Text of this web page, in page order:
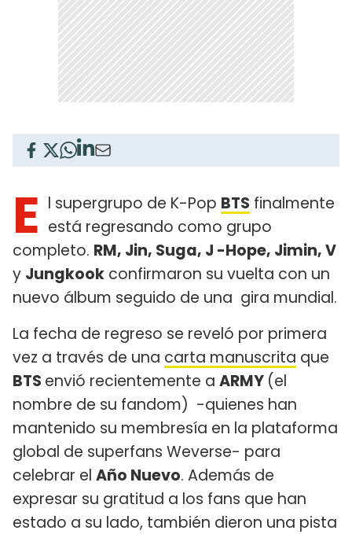
E l supergrupo de K-Pop BTS finalmente
está regresando como grupo
completo. RM, Jin, Suga, J -Hope, Jimin, V
y Jungkook confirmaron su vuelta con un
nuevo álbum seguido de una gira mundial.
La fecha de regreso se reveló por primera
vez a través de una carta manuscrita que
BTS envió recientemente a ARMY (el
nombre de su fandom) -quienes han
mantenido su membresía en la plataforma
global de superfans Weverse- para
celebrar el Año Nuevo. Además de
expresar su gratitud a los fans que han
estado a su lado, también dieron una pista